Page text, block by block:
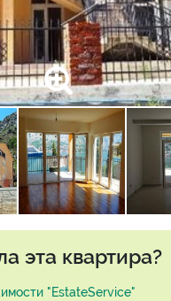
эта квартира?
"EstateService"